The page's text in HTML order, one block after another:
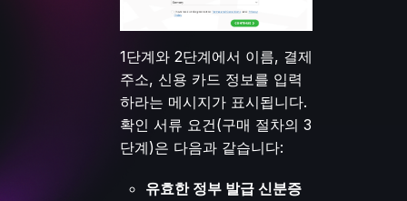
1단계와 2단계에서 이름, 결제
주소, 신용 카드 정보를 입력
하라는 메시지가 표시됩니다.
확인 서류 요건(구매 절차의 3
단계)은 다음과 같습니다:
유효한 정부 발급 신분증